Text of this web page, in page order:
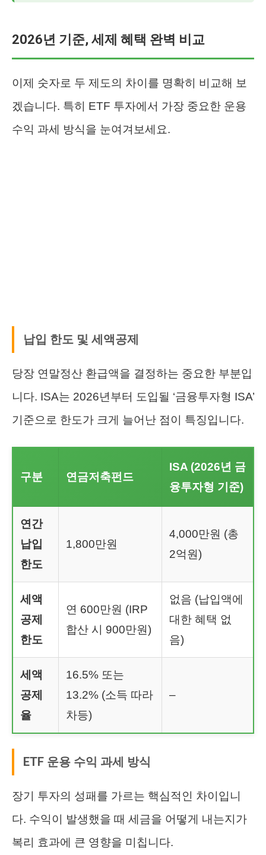
2026년 기준, 세제 혜택 완벽 비교
이제 숫자로 두 제도의 차이를 명확히 비교해 보
겠습니다. 특히 ETF 투자에서 가장 중요한 운용
수익 과세 방식을 눈여겨보세요.
납입 한도 및 세액공제
당장 연말정산 환급액을 결정하는 중요한 부분입
니다. ISA는 2026년부터 도입될 ‘금융투자형 ISA’
기준으로 한도가 크게 늘어난 점이 특징입니다.
구분 연금저축펀드
ISA (2026년 금
융투자형 기준)
연간
납입
한도
1,800만원
4,000만원 (총
2억원)
세액
공제
한도
연 600만원 (IRP
합산 시 900만원)
없음 (납입액에
대한 혜택 없
음)
세액
공제
율
16.5% 또는
13.2% (소득 따라
차등)
–
ETF 운용 수익 과세 방식
장기 투자의 성패를 가르는 핵심적인 차이입니
다. 수익이 발생했을 때 세금을 어떻게 내는지가
복리 효과에 큰 영향을 미칩니다.